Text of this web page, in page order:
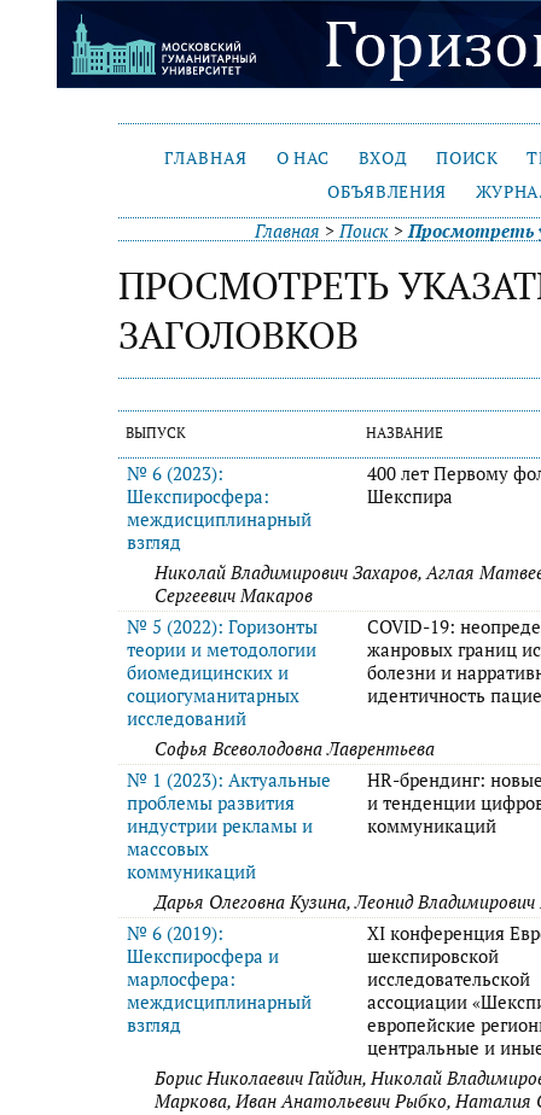
ГЛАВНАЯ О НАС ВХОД ПОИСК
ОБЪЯВЛЕНИЯ
Главная >Поиск >Просмотреть
ПРОСМОТРЕТЬ
ЗАГОЛОВКОВ
ВЫПУСК НАЗВАНИЕ
№ 6 (2023):
Шекспиросфера:
междисциплинарный
взгляд
400 лет Первому
Шекспира
Николай Владимирович Захаров, Аглая
Сергеевич Макаров
№ 5 (2022): Горизонты
теории и методологии
биомедицинских и
социогуманитарных
исследований
COVID-19:
жанровых границ
болезни и
идентичность
Софья Всеволодовна Лаврентьева
№ 1 (2023): Актуальные
проблемы развития
индустрии рекламы и
массовых
коммуникаций
HR-брендинг:
и тенденции
коммуникаций
Дарья Олеговна Кузина, Леонид
№ 6 (2019):
Шекспиросфера и
марлосфера:
междисциплинарный
взгляд
XI конференция
шекспировской
исследовательской
ассоциации
европейские
центральные и
Борис Николаевич Гайдин, Николай
Маркова, Иван Анатольевич Рыбко, Наталия